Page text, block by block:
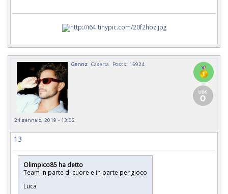
Gennz Caserta Posts: 15924
24 gennaio, 2019 - 13:02
13
Olimpico85 ha detto
Team in parte di cuore e in parte per gioco
Luca